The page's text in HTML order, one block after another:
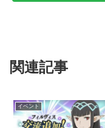
関連記事
イベント